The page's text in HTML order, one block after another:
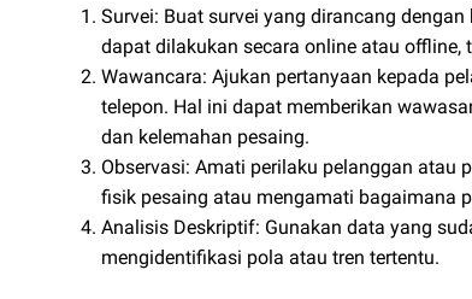
Survei: Buat survei yang dirancang
dapat dilakukan secara online atau offline,
Wawancara: Ajukan pertanyaan kepada
telepon. Hal ini dapat memberikan
dan kelemahan pesaing.
Observasi: Amati perilaku pelanggan atau
fisik pesaing atau mengamati bagaimana
Analisis Deskriptif: Gunakan data yang
mengidentifikasi pola atau tren tertentu.